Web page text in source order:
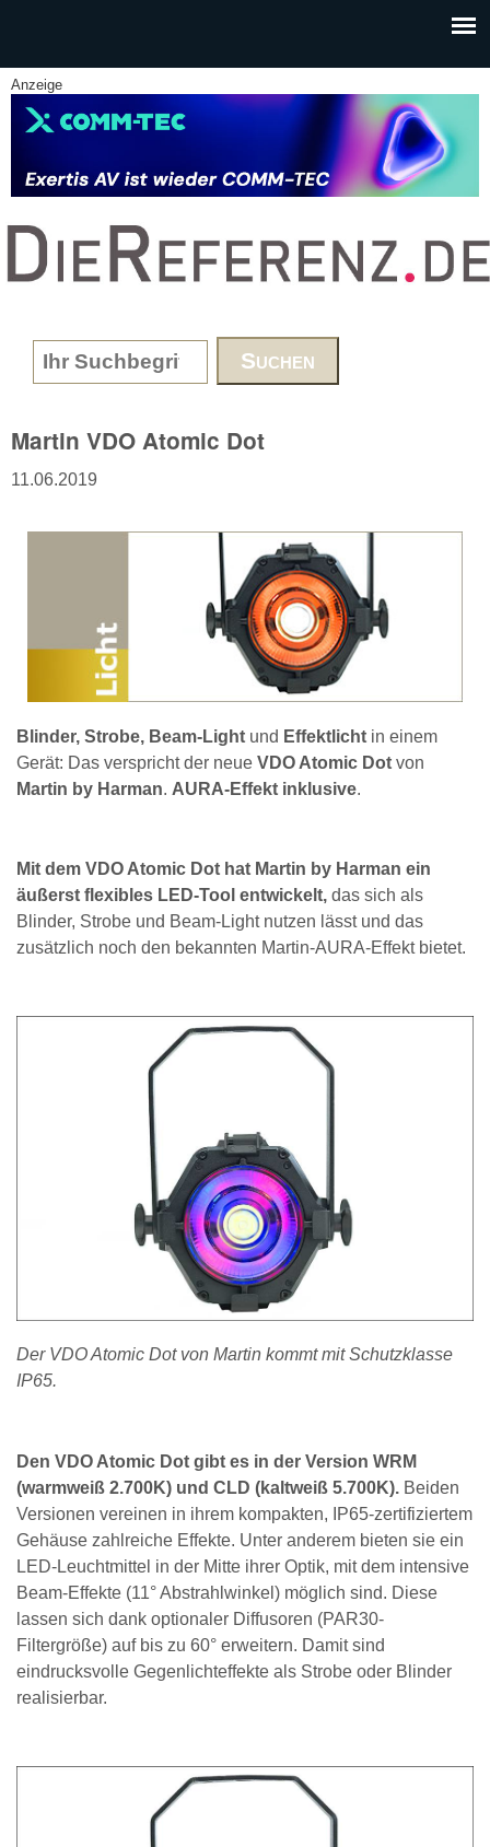
Anzeige
www.DieReferenz.de
Search form
Martin VDO Atomic Dot
11.06.2019
Blinder, Strobe, Beam-Light und Effektlicht in einem
Gerät: Das verspricht der neue VDO Atomic Dot von
Martin by Harman. AURA-Effekt inklusive.
Mit dem VDO Atomic Dot hat Martin by Harman ein
äußerst flexibles LED-Tool entwickelt, das sich als
Blinder, Strobe und Beam-Light nutzen lässt und das
zusätzlich noch den bekannten Martin-AURA-Effekt bietet.
Der VDO Atomic Dot von Martin kommt mit Schutzklasse
IP65.
Den VDO Atomic Dot gibt es in der Version WRM
(warmweiß 2.700K) und CLD (kaltweiß 5.700K). Beiden
Versionen vereinen in ihrem kompakten, IP65-zertifiziertem
Gehäuse zahlreiche Effekte. Unter anderem bieten sie ein
LED-Leuchtmittel in der Mitte ihrer Optik, mit dem intensive
Beam-Effekte (11° Abstrahlwinkel) möglich sind. Diese
lassen sich dank optionaler Diffusoren (PAR30-
Filtergröße) auf bis zu 60° erweitern. Damit sind
eindrucksvolle Gegenlichteffekte als Strobe oder Blinder
realisierbar.